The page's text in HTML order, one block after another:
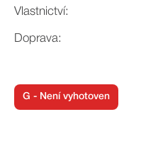
Vlastnictví:
Doprava:
G - Není vyhotoven